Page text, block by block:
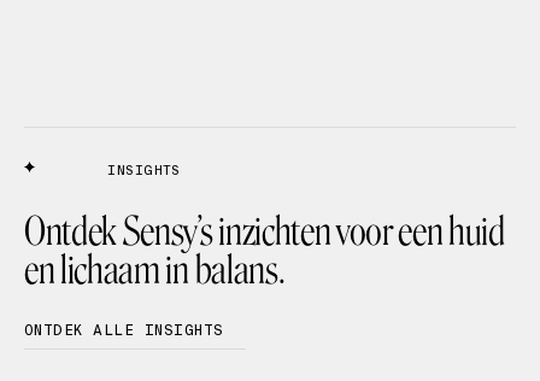
INSIGHTS
Ontdek Sensy’s inzichten voor een huid
en lichaam in balans.
ONTDEK ALLE INSIGHTS